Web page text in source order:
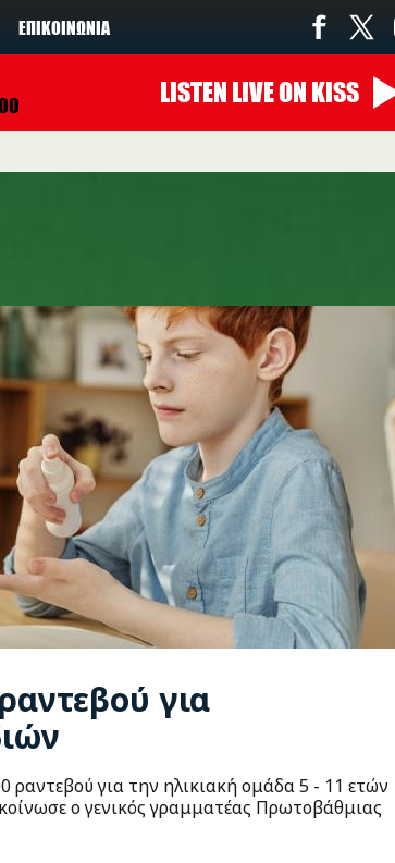
ΕΠΙΚΟΙΝΩΝΊΑ
LISTEN LIVEON KISS
για
ραντεβού για την ηλικιακή ομάδα 5 - 11 ετών
ο γενικός γραμματέας Πρωτοβάθμιας